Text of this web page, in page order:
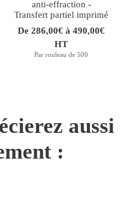
anti-effraction -
Transfert partiel imprimé
De 286,00€ à 490,00€
HT
Par rouleau de 500
aussi
: